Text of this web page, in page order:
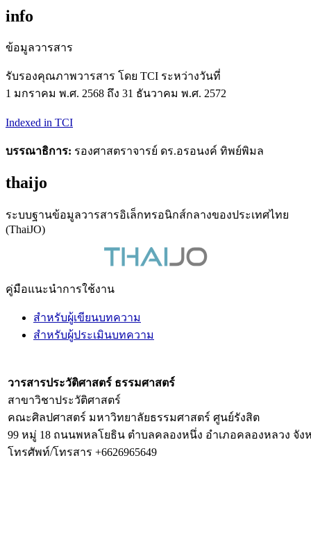
info
ข้อมูลวารสาร
รับรองคุณภาพวารสาร โดย TCI ระหว่างวันที่
1 มกราคม พ.ศ. 2568 ถึง 31 ธันวาคม พ.ศ. 2572
Indexed in TCI
บรรณาธิการ: รองศาสตราจารย์ ดร.อรอนงค์ ทิพย์พิมล
thaijo
ระบบฐานข้อมูลวารสารอิเล็กทรอนิกส์กลางของประเทศไทย
(ThaiJO)
คู่มือแนะนำการใช้งาน
สำหรับผู้เขียนบทความ
สำหรับผู้ประเมินบทความ
วารสารประวัติศาสตร์ ธรรมศาสตร์
สาขาวิชาประวัติศาสตร์
คณะศิลปศาสตร์ มหาวิทยาลัยธรรมศาสตร์ ศูนย์รังสิต
99 หมู่ 18 ถนนพหลโยธิน ตำบลคลองหนึ่ง อำเภอคลองหลวง จัง
โทรศัพท์/โทรสาร +6626965649